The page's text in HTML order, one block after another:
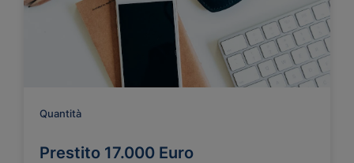
Quantità
Prestito 17.000 Euro